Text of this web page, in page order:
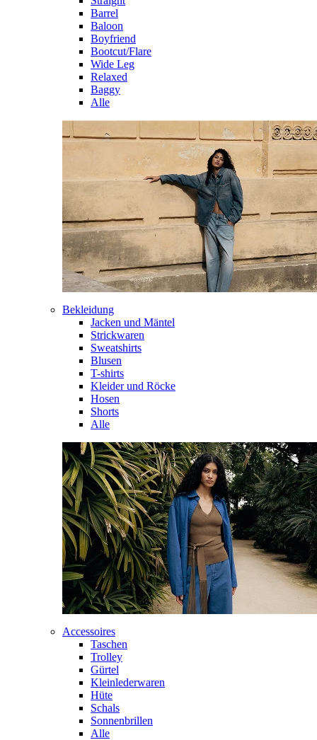
Barrel
Baloon
Boyfriend
Bootcut/Flare
Wide Leg
Relaxed
Baggy
Alle
Bekleidung
Jacken und Mäntel
Strickwaren
Sweatshirts
Blusen
T-shirts
Kleider und Röcke
Hosen
Shorts
Alle
Accessoires
Taschen
Trolley
Gürtel
Kleinlederwaren
Hüte
Schals
Sonnenbrillen
Alle